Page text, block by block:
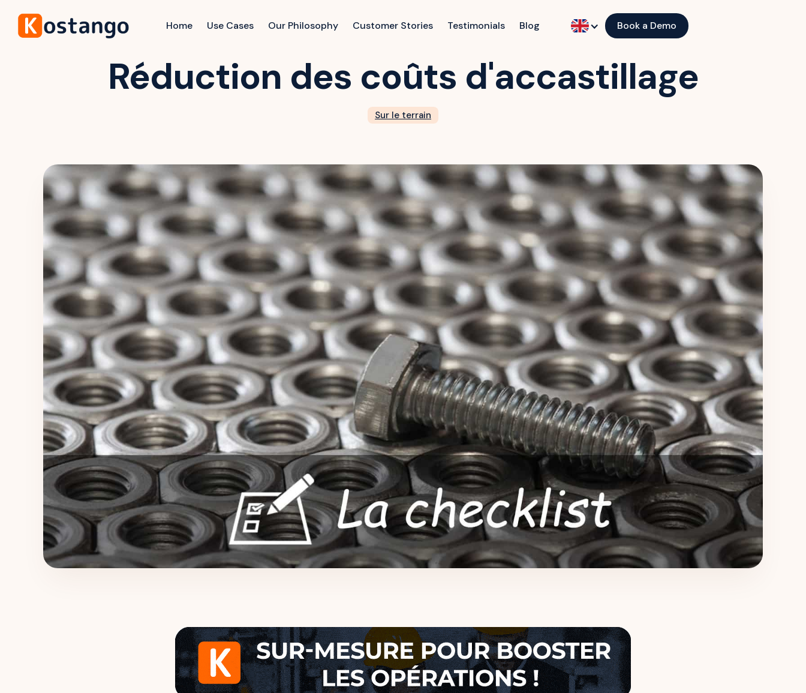
Home Use Cases Our Philosophy Customer Stories Testimonials Blog Book a Demo
Réduction des coûts d'accastillage
Sur le terrain